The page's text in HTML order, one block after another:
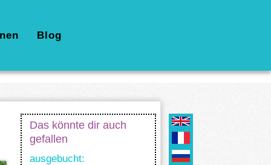
Blog
Das könnte dir auch
gefallen
ausgebucht: